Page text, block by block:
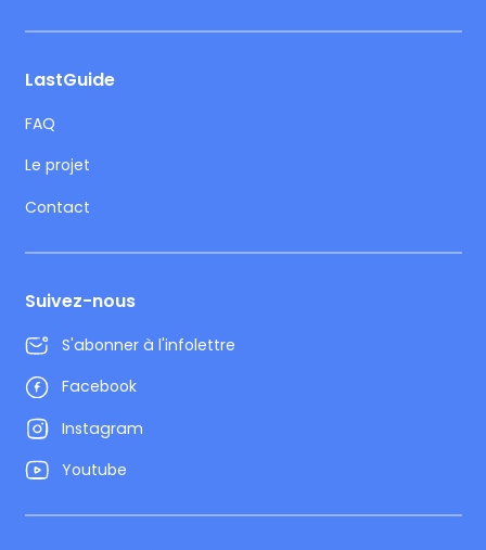
LastGuide
FAQ
Le projet
Contact
Suivez-nous
S'abonner à l'infolettre
Facebook
Instagram
Youtube